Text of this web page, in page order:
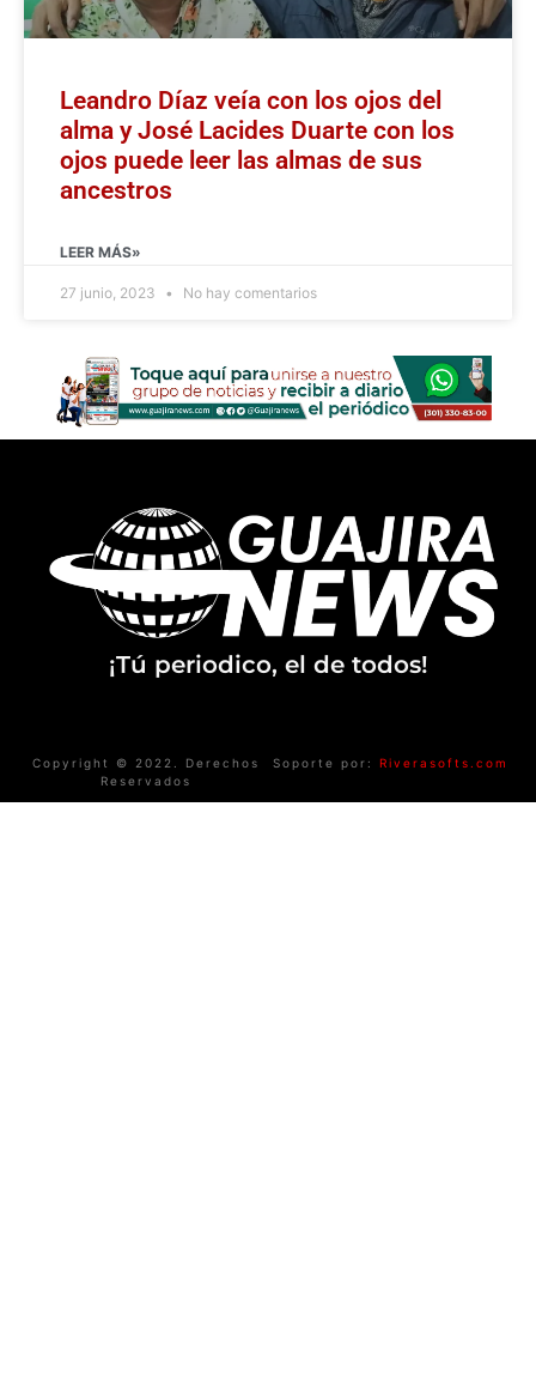
Leandro Díaz veía con los ojos del
alma y José Lacides Duarte con los
ojos puede leer las almas de sus
ancestros
LEER MÁS»
27 junio, 2023 No hay comentarios
¡Tú periodico, el de todos!
Copyright © 2022. Derechos
Reservados
Soporte por: Riverasofts.com